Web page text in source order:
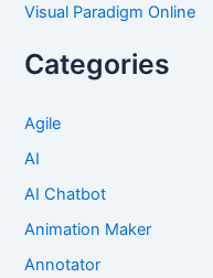
Visual Paradigm Online
Categories
Agile
AI
AI Chatbot
Animation Maker
Annotator